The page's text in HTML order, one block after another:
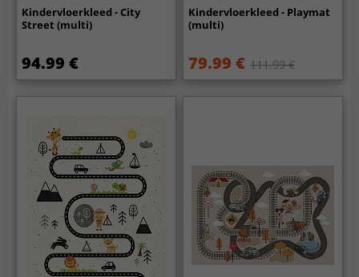
Kindervloerkleed - City
Street (multi)
94.99 €
Kindervloerkleed - Playmat
(multi)
79.99 € 111.99 €